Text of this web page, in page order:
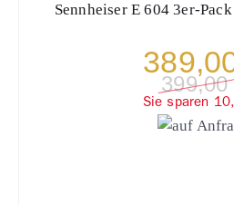
SennheiserE 604 3er-
399,00
Sie sparen